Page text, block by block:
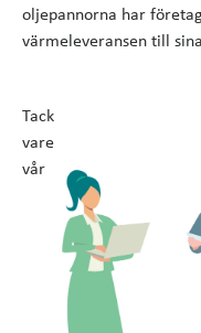
oljepannorna har
värmeleveransen till
Tack
vare
vår